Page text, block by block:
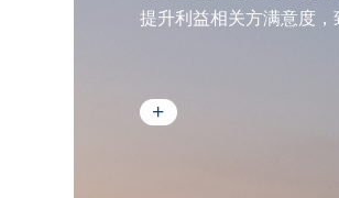
提升利益相关方满意度，